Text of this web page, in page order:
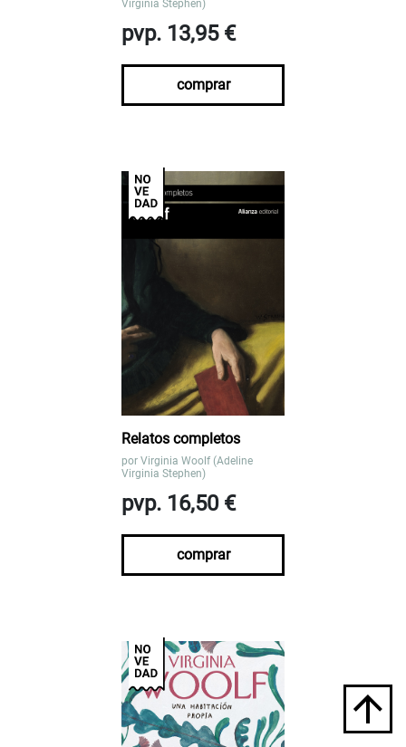
Virginia Stephen)
pvp. 13,95 €
comprar
Relatos completos
por Virginia Woolf (Adeline
Virginia Stephen)
pvp. 16,50 €
comprar